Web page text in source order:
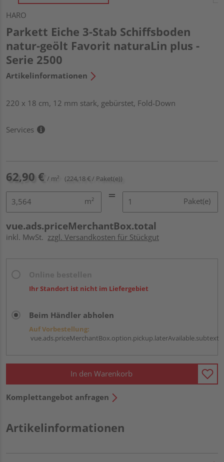
HARO
Parkett Eiche 3-Stab Schiffsboden
natur-geölt Favorit naturaLin plus -
Serie 2500
Artikelinformationen
220 x 18 cm, 12 mm stark, gebürstet, Fold-Down
Services
62,90 € / m² (224,18 € / Paket(e))
m² Paket(e)
vue.ads.priceMerchantBox.total
inkl. MwSt. zzgl. Versandkosten für Stückgut
Ihr Standort ist nicht im Liefergebiet
Beim Händler abholen
Auf Vorbestellung:
vue.ads.priceMerchantBox.option.pickup.laterAvailable.subtext
In den Warenkorb
Komplettangebot anfragen
Artikelinformationen